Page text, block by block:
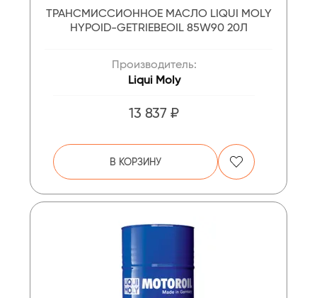
ТРАНСМИССИОННОЕ МАСЛО LIQUI MOLY
HYPOID-GETRIEBEOIL 85W90 20Л
Производитель:
Liqui Moly
13 837 ₽
В КОРЗИНУ